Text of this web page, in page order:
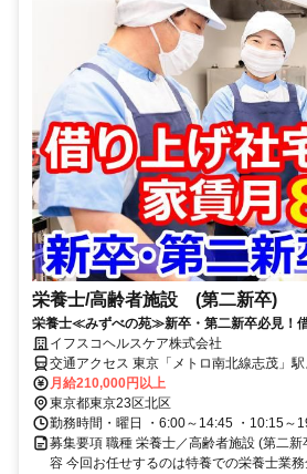
栄養士/高齢者施設 (第二新卒)
栄養士≪みずべの苑≫新卒・第二新卒必見！
千円＆水道光熱費無料！昇給&賞与有♪
イフスコヘルスケア株式会社
交通アクセス 東京「メトロ南北線志茂」
月給210,000円以上
東京都東京23区北区
勤務時間・曜日 ・6:00～14:45 ・10:15～
募集要項 職種 栄養士／高齢者施設 (第二
容 今回お任せするのは特養での栄養士業